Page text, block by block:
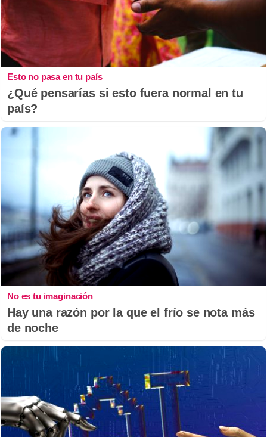
Esto no pasa en tu país
¿Qué pensarías si esto fuera normal en tu
país?
No es tu imaginación
Hay una razón por la que el frío se nota más
de noche